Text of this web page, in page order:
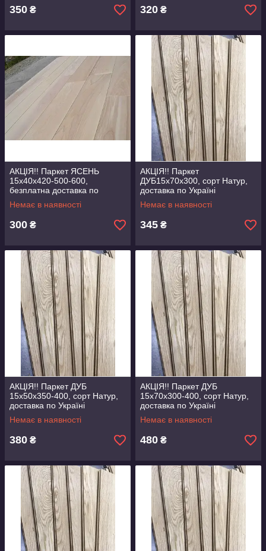
350 ₴ 320 ₴
АКЦІЯ!! Паркет ЯСЕНЬ
15х40х420-500-600,
безплатна доставка по
Україні
Немає в наявності
300 ₴
АКЦІЯ!! Паркет
ДУБ15х70х300, сорт Натур,
доставка по Україні
Немає в наявності
345 ₴
АКЦІЯ!! Паркет ДУБ
15х50х350-400, сорт Натур,
доставка по Україні
Немає в наявності
380 ₴
АКЦІЯ!! Паркет ДУБ
15х70х300-400, сорт Натур,
доставка по Україні
Немає в наявності
480 ₴